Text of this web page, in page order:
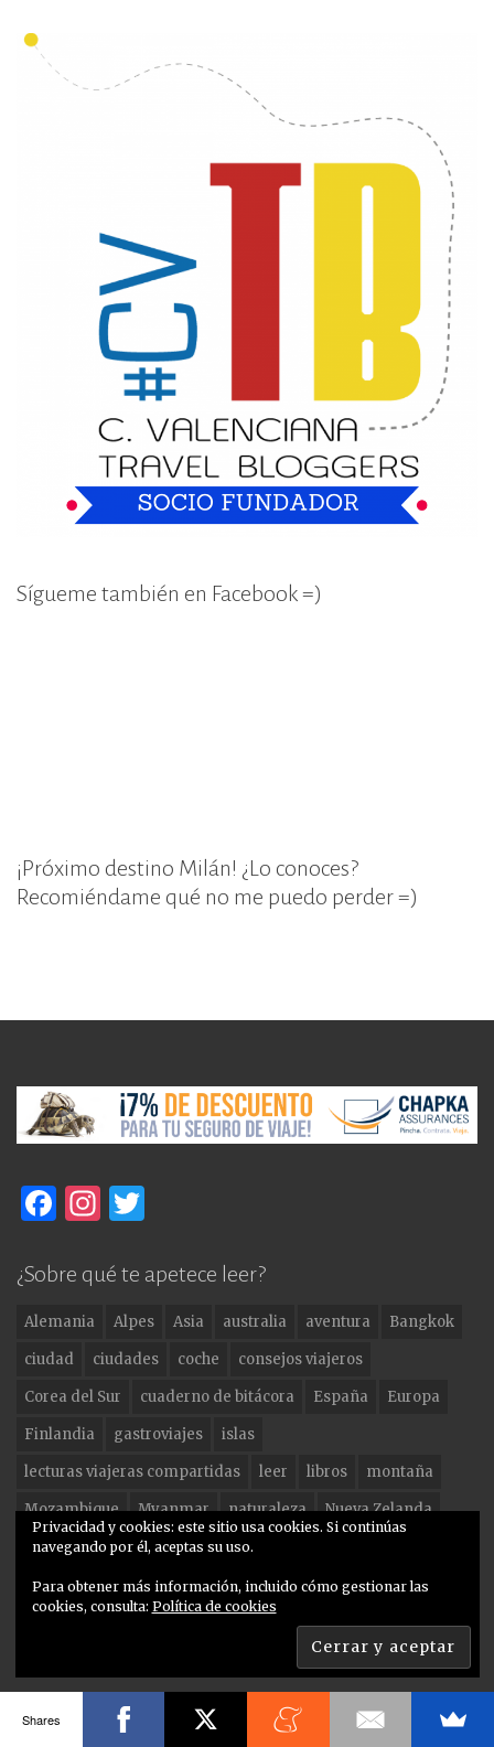
Sígueme también en Facebook =)
¡Próximo destino Milán! ¿Lo conoces?
Recomiéndame qué no me puedo perder =)
F
c
e
b
o
o
k
In
a
g
ra
m
it
te
r
¿Sobre qué te apetece leer?
Alemania Alpes Asia australia aventura
Bangkok
ciudad
ciudades coche
consejos viajeros
Corea del Sur
cuaderno de bitácora España
Europa
Finlandia
gastroviajes
islas
lecturas viajeras compartidas
leer libros
montaña
Mozambique
Myanmar naturaleza
Nueva Zelanda
patrocinado
Pirineos Playa
pueblos
reflexiones ruta
ruta por pueblos
Sudeste Asiático Suiza
Tailandia
Proudly powered by WordPress Theme: Toujours by Automattic
Privacidad y cookies: este sitio usa cookies. Si continúas
navegando por él, aceptas su uso.
Para obtener más información, incluido cómo gestionar las
cookies, consulta: Política de cookies
Shares